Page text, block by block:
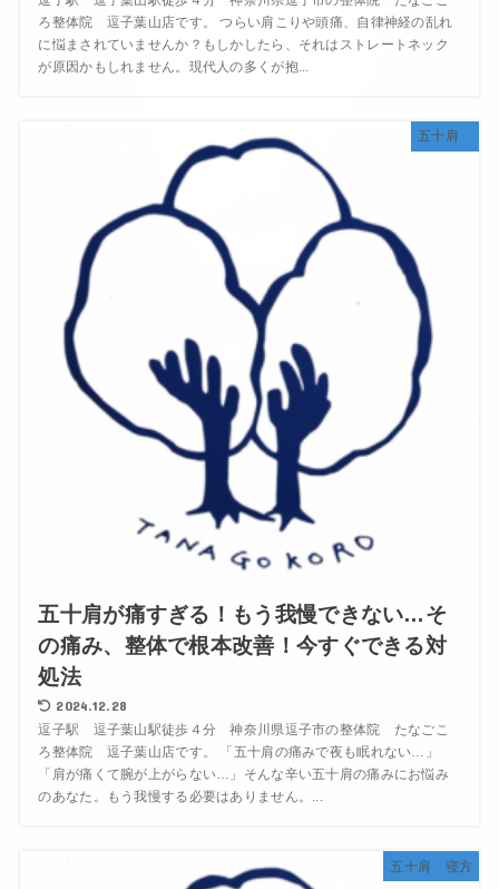
ろ整体院 逗子葉山店です。 つらい肩こりや頭痛、自律神経の乱れ
に悩まされていませんか？もしかしたら、それはストレートネック
が原因かもしれません。現代人の多くが抱...
五十肩
五十肩が痛すぎる！もう我慢できない…そ
の痛み、整体で根本改善！今すぐできる対
処法
2024.12.28
逗子駅 逗子葉山駅徒歩４分 神奈川県逗子市の整体院 たなごこ
ろ整体院 逗子葉山店です。 「五十肩の痛みで夜も眠れない…」
「肩が痛くて腕が上がらない…」そんな辛い五十肩の痛みにお悩み
のあなた。もう我慢する必要はありません。...
五十肩 寝方